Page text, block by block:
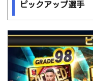
ピックアップ選手